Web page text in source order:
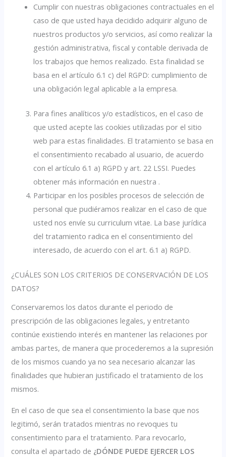
Cumplir con nuestras obligaciones contractuales en el
caso de que usted haya decidido adquirir alguno de
nuestros productos y/o servicios, así como realizar la
gestión administrativa, fiscal y contable derivada de
los trabajos que hemos realizado. Esta finalidad se
basa en el artículo 6.1 c) del RGPD: cumplimiento de
una obligación legal aplicable a la empresa.
Para fines analíticos y/o estadísticos, en el caso de
que usted acepte las cookies utilizadas por el sitio
web para estas finalidades. El tratamiento se basa en
el consentimiento recabado al usuario, de acuerdo
con el artículo 6.1 a) RGPD y art. 22 LSSI. Puedes
obtener más información en nuestra .
Participar en los posibles procesos de selección de
personal que pudiéramos realizar en el caso de que
usted nos envíe su curriculum vitae. La base jurídica
del tratamiento radica en el consentimiento del
interesado, de acuerdo con el art. 6.1 a) RGPD.
¿CUÁLES SON LOS CRITERIOS DE CONSERVACIÓN DE LOS
DATOS?
Conservaremos los datos durante el periodo de
prescripción de las obligaciones legales, y entretanto
continúe existiendo interés en mantener las relaciones por
ambas partes, de manera que procederemos a la supresión
de los mismos cuando ya no sea necesario alcanzar las
finalidades que hubieran justificado el tratamiento de los
mismos.
En el caso de que sea el consentimiento la base que nos
legitimó, serán tratados mientras no revoques tu
consentimiento para el tratamiento. Para revocarlo,
consulta el apartado de ¿DÓNDE PUEDE EJERCER LOS